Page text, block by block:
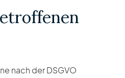
nach der DSGVO